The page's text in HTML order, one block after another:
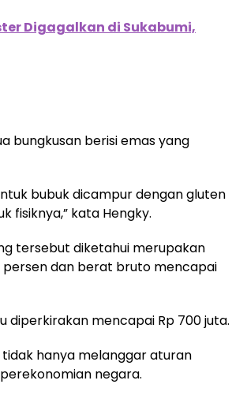
Digagalkan di Sukabumi,
bungkusan berisi emas yang
bubuk dicampur dengan gluten
fisiknya,” kata Hengky.
tersebut diketahui merupakan
persen dan berat bruto mencapai
diperkirakan mencapai Rp 700 juta.
hanya melanggar aturan
negara.